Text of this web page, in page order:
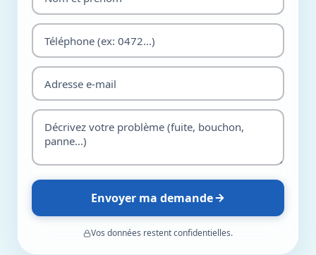
Envoyer ma demande
Vos données restent confidentielles.